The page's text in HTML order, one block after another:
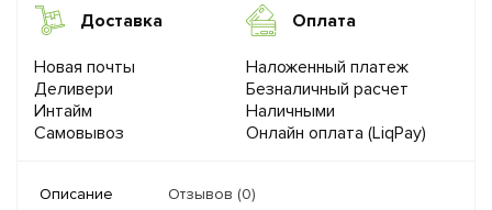
Доставка
Новая почты
Деливери
Интайм
Самовывоз
Оплата
Наложенный платеж
Безналичный расчет
Наличными
Онлайн оплата (LiqPay)
Описание Отзывов (0)